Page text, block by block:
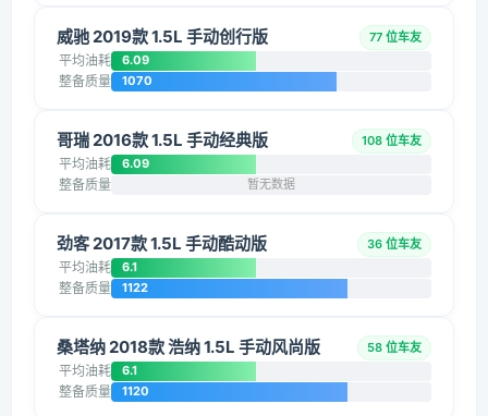
威驰 2019款 1.5L 手动创行版 77 位车友
平均油耗 6.09
整备质量 1070
哥瑞 2016款 1.5L 手动经典版 108 位车友
平均油耗 6.09
整备质量 暂无数据
劲客 2017款 1.5L 手动酷动版 36 位车友
平均油耗 6.1
整备质量 1122
桑塔纳 2018款 浩纳 1.5L 手动风尚版 58 位车友
平均油耗 6.1
整备质量 1120